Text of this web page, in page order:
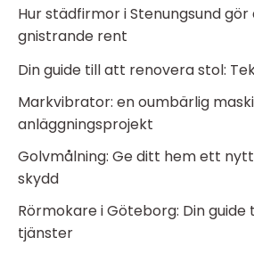
Hur städfirmor i Stenungsund
gnistrande rent
Din guide till att renovera stol:
Markvibrator: en oumbärlig
anläggningsprojekt
Golvmålning: Ge ditt hem ett
skydd
Rörmokare i Göteborg: Din guide
tjänster